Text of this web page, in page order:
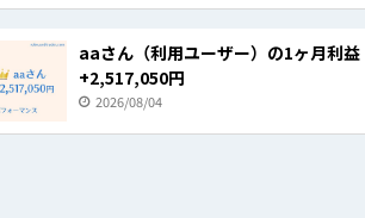
aaさん（利用ユーザー）の1ヶ月利益
+2,517,050円
2026/08/04